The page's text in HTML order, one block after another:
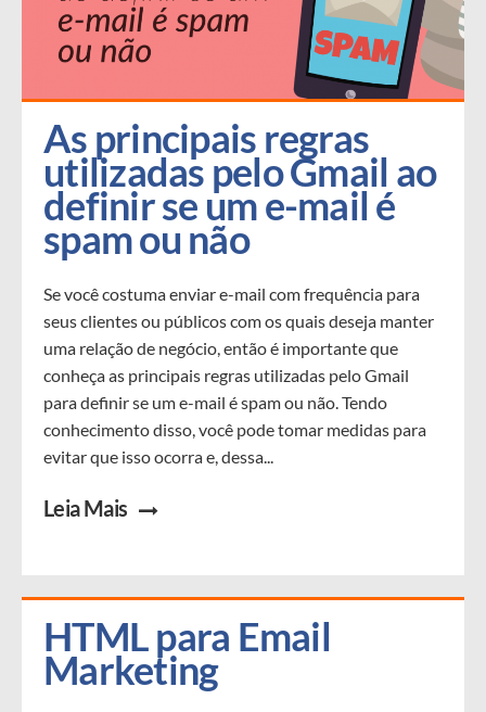
As principais regras
utilizadas pelo Gmail ao
definir se um e-mail é
spam ou não
Se você costuma enviar e-mail com frequência para
seus clientes ou públicos com os quais deseja manter
uma relação de negócio, então é importante que
conheça as principais regras utilizadas pelo Gmail
para definir se um e-mail é spam ou não. Tendo
conhecimento disso, você pode tomar medidas para
evitar que isso ocorra e, dessa...
Leia Mais
HTML para Email
Marketing